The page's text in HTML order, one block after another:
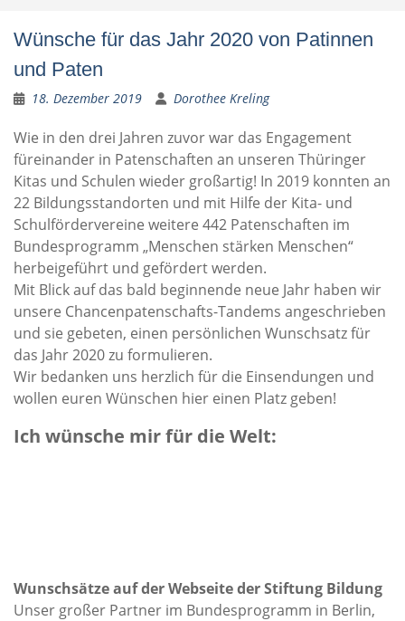
Wünsche für das Jahr 2020 von Patinnen
und Paten
18. Dezember 2019 Dorothee Kreling
Wie in den drei Jahren zuvor war das Engagement
füreinander in Patenschaften an unseren Thüringer
Kitas und Schulen wieder großartig! In 2019 konnten an
22 Bildungsstandorten und mit Hilfe der Kita- und
Schulfördervereine weitere 442 Patenschaften im
Bundesprogramm „Menschen stärken Menschen“
herbeigeführt und gefördert werden.
Mit Blick auf das bald beginnende neue Jahr haben wir
unsere Chancenpatenschafts-Tandems angeschrieben
und sie gebeten, einen persönlichen Wunschsatz für
das Jahr 2020 zu formulieren.
Wir bedanken uns herzlich für die Einsendungen und
wollen euren Wünschen hier einen Platz geben!
Ich wünsche mir für die Welt:
Wunschsätze auf der Webseite der Stiftung Bildung
Unser großer Partner im Bundesprogramm in Berlin,